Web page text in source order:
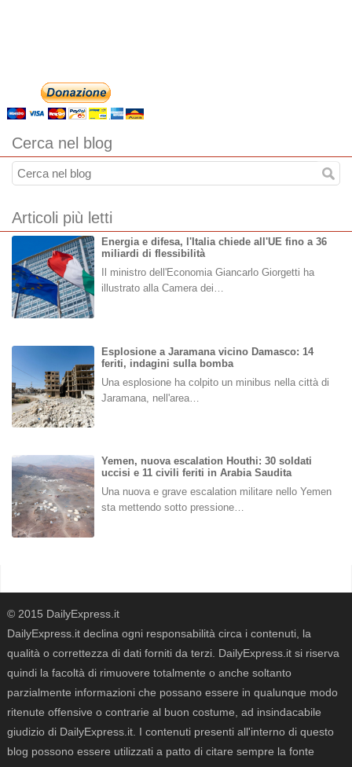
Cerca nel blog
Articoli più letti
Energia e difesa, l'Italia chiede all'UE fino a 36
miliardi di flessibilità
Il ministro dell'Economia Giancarlo Giorgetti ha
illustrato alla Camera dei…
Esplosione a Jaramana vicino Damasco: 14
feriti, indagini sulla bomba
Una esplosione ha colpito un minibus nella città di
Jaramana, nell'area…
Yemen, nuova escalation Houthi: 30 soldati
uccisi e 11 civili feriti in Arabia Saudita
Una nuova e grave escalation militare nello Yemen
sta mettendo sotto pressione…
© 2015 DailyExpress.it
DailyExpress.it declina ogni responsabilità circa i contenuti, la
qualità o correttezza di dati forniti da terzi. DailyExpress.it si riserva
quindi la facoltà di rimuovere totalmente o anche soltanto
parzialmente informazioni che possano essere in qualunque modo
ritenute offensive o contrarie al buon costume, ad insindacabile
giudizio di DailyExpress.it. I contenuti presenti all'interno di questo
blog possono essere utilizzati a patto di citare sempre la fonte